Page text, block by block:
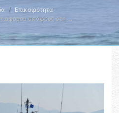
Επικαιρότητα
σκάφους στη …